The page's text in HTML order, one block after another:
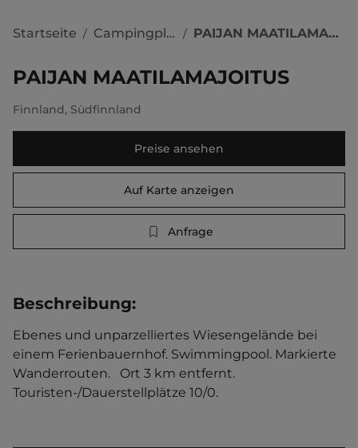
Startseite / Campingplätze / PAIJAN MAATILAMAJOITUS
PAIJAN MAATILAMAJOITUS
Finnland, Südfinnland
Preise ansehen
Auf Karte anzeigen
Anfrage
Beschreibung:
Ebenes und unparzelliertes Wiesengelände bei
einem Ferienbauernhof. Swimmingpool. Markierte
Wanderrouten.   Ort 3 km entfernt.
Touristen-/Dauerstellplätze 10/0.